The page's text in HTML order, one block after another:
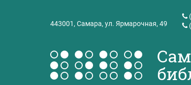
443001, Самара, ул. Ярмарочная, 49